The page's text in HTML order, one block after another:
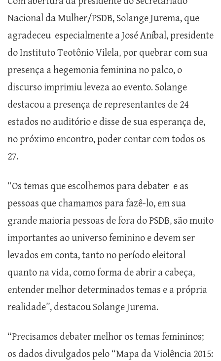
Nacional da Mulher/PSDB, Solange Jurema, que
agradeceu especialmente a José Aníbal, presidente
do Instituto Teotônio Vilela, por quebrar com sua
presença a hegemonia feminina no palco, o
discurso imprimiu leveza ao evento. Solange
destacou a presença de representantes de 24
estados no auditório e disse de sua esperança de,
no próximo encontro, poder contar com todos os
27.
“Os temas que escolhemos para debater e as
pessoas que chamamos para fazê-lo, em sua
grande maioria pessoas de fora do PSDB, são muito
importantes ao universo feminino e devem ser
levados em conta, tanto no período eleitoral
quanto na vida, como forma de abrir a cabeça,
entender melhor determinados temas e a própria
realidade”, destacou Solange Jurema.
“Precisamos debater melhor os temas femininos;
os dados divulgados pelo “Mapa da Violência 2015: